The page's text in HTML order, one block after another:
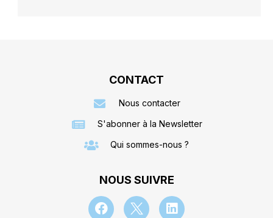
CONTACT
Nous contacter
S'abonner à la Newsletter
Qui sommes-nous ?
NOUS SUIVRE